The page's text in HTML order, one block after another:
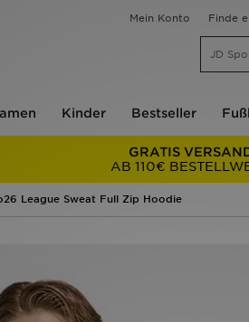
Mein Konto Finde
Kinder Bestseller
GRATIS
AB 110€
League Sweat Full Zip Hoodie